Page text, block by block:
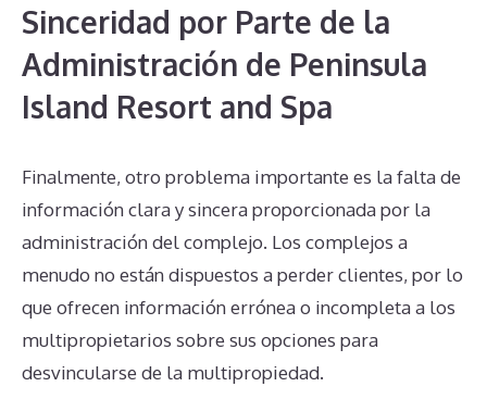
Sinceridad por Parte de la
Administración de Peninsula
Island Resort and Spa
Finalmente, otro problema importante es la falta de
información clara y sincera proporcionada por la
administración del complejo. Los complejos a
menudo no están dispuestos a perder clientes, por lo
que ofrecen información errónea o incompleta a los
multipropietarios sobre sus opciones para
desvincularse de la multipropiedad.